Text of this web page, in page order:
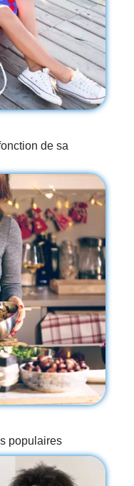
de sa
populaires